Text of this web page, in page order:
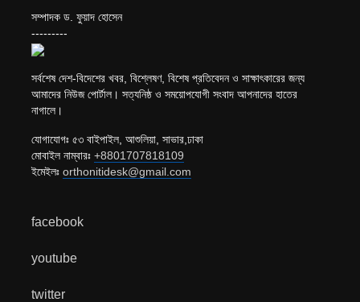
সম্পাদক ড. ফুয়াদ হোসেন
---------
সর্বশেষ দেশ-বিদেশের খবর, বিশ্লেষণ, বিশেষ প্রতিবেদন ও সাক্ষাৎকারের জন্য
আমাদের নিউজ পোর্টাল। সত্যনিষ্ঠ ও সময়োপযোগী সংবাদ আপনাদের হাতের
নাগালে।
যোগাযোগঃ ৫৩ বাইপাইল, আশুলিয়া, সাভার,ঢাকা
মোবাইল নাম্বারঃ +8801707818109
ইমেইলঃ orthonitidesk@gmail.com
facebook
youtube
twitter